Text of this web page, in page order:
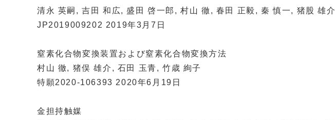
清永 英嗣, 吉田 和広, 盛田 啓一郎, 村山 徹, 春田 正毅, 秦 慎一, 猪股 雄介
JP2019009202 2019年3月7日
窒素化合物変換装置および窒素化合物変換方法
村山 徹, 猪俣 雄介, 石田 玉青, 竹歳 絢子
特願2020-106393 2020年6月19日
金担持触媒